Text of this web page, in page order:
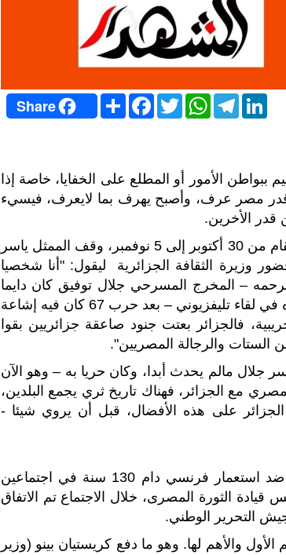
Share S
h
a
F
a
c
o
k
T
w
i
r
W
h
a
p
p
T
e
l
a
m
L
i
n
I
n
الأمور أو المطلع على الخفايا، خاصة إذا
قدر مصر عرف، وأصبح يهرف بما لايعرف، فيسيء
الأخرين.
أثناء تكريمه في ختام مهرجان "وهران الدولي للفيلم العربي" المقام من 30 أكتوبر إلى 5 نوفمبر، وقف الممثل ياسر
وزيرة الثقافة الجزائرية ليقول: "أنا شخصيا
– المخرج المسرحي جلال توفيق كان دايما
يحكيلي عن سوريا والجزائر، فحكي لي عن الجزائر - وانا قلت ده في لقاء تليفزيوني – بعد حرب 67 كان فيه إشاعة
فالجزائر بعتت جنود صاعقة جزائريين بقوا
الستات والرجالة المصريين".
مالم يحدث أبدا، وكان حريا به – وهو الآن
مع الجزائر، فهناك تاريخ ثري يجمع البلدين،
على هذه الأفضال، قبل أن يروي شيئا -
- - تم وضع اللمسات الأخيرة للتحضير لاندلاع الثورة الجزائرية ضد استعمار فرنسي دام 130 سنة في اجتماعين
ومجلس قيادة الثورة المصرى، خلال الاجتماع تم الاتفاق
التحرير الوطني.
والأهم لها. وهو ما دفع كريستيان بينو (وزير